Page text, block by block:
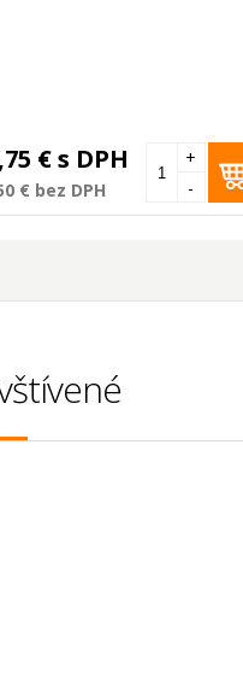
€s DPH
€ bez DPH -
+